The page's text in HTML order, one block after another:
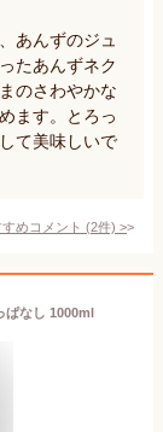
あんずのジュ
たあんずネク
のさわやかな
ます。とろっ
て美味しいで
めコメント (2件) >
ぱなし 1000ml